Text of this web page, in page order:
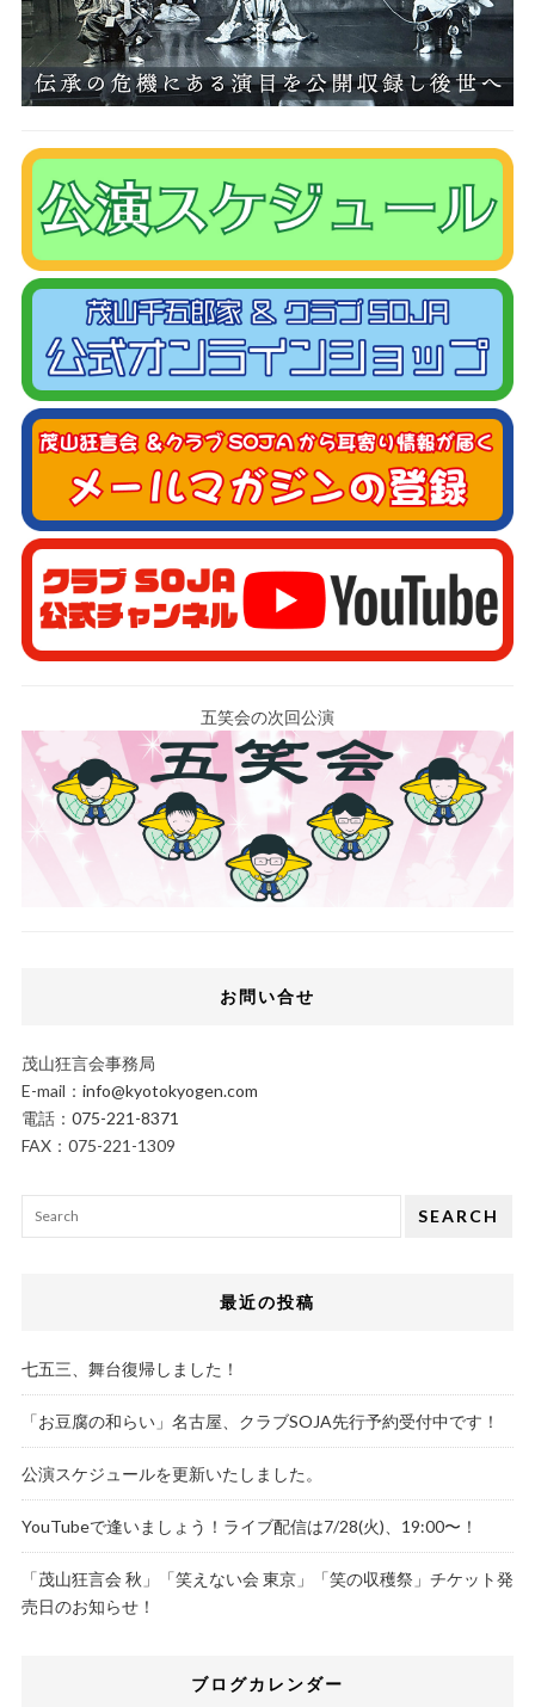
五笑会の次回公演
お問い合せ
茂山狂言会事務局
E-mail： info@kyotokyogen.com
電話： 075-221-8371
FAX：075-221-1309
SEARCH
最近の投稿
七五三、舞台復帰しました！
「お豆腐の和らい」名古屋、クラブSOJA先行予約受付中です！
公演スケジュールを更新いたしました。
YouTubeで逢いましょう！ライブ配信は7/28(火)、19:00〜！
「茂山狂言会 秋」「笑えない会 東京」「笑の収穫祭」チケット発
売日のお知らせ！
ブログカレンダー